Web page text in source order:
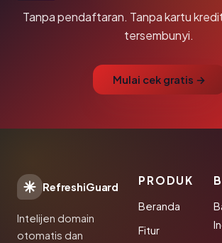
Tanpa pendaftaran. Tanpa kartu
tersembunyi.
Mulai cek gratis →
RefreshiGuard
Intelijen domain
otomatis dan
PRODUK
Beranda
Fitur